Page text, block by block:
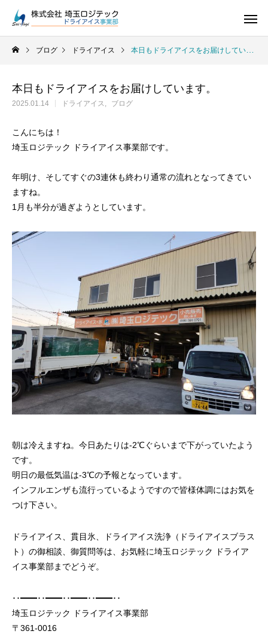
ドライアイスの販売をしています
ドライアイスで荷物を冷やすには？適切な
量と配置方法を徹底解説
氷関連 価格改定の
2026.06.29
2026.06.29
ブログ ドライアイス 本日もドライアイスをお届けしています。
本日もドライアイスをお届けしています。
2025.01.14 ドライアイス ブログ
こんにちは！
埼玉ロジテック ドライアイス事業部です。
年明け、そしてすぐの3連休も終わり通常の流れとなってきてい
ますね。
1月も半分が過ぎようとしています。
朝は冷えますね。今日あたりは-2℃ぐらいまで下がっていたよう
です。
明日の最低気温は-3℃の予報となっています。
インフルエンザも流行っているようですので皆様体調にはお気を
つけ下さい。
ドライアイス、貫目氷、ドライアイス洗浄（ドライアイスブラス
ト）の御相談、御質問等は、お気軽に埼玉ロジテック ドライア
イス事業部までどうぞ。
･･━━･･━━･･━━･･━━･･
埼玉ロジテック ドライアイス事業部
〒361-0016